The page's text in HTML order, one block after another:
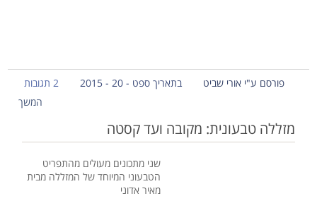
פורסם ע"י אורי שביט בתאריך ספט - 20 - 2015
2 תגובות
המשך
מזללה טבעונית: מקובה ועד קסטה
שני מתכונים מעולים מהתפריט
הטבעוני המיוחד של המזללה מבית
מאיר אדוני